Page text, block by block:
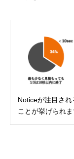
Noticeが注目さ
ことが挙げられ